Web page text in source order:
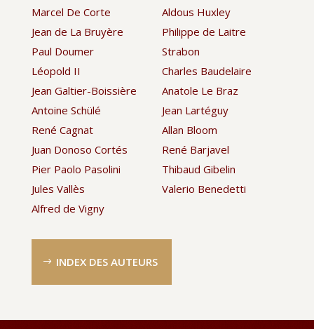
Marcel De Corte
Jean de La Bruyère
Paul Doumer
Léopold II
Jean Galtier-Boissière
Antoine Schülé
René Cagnat
Juan Donoso Cortés
Pier Paolo Pasolini
Jules Vallès
Alfred de Vigny
Aldous Huxley
Philippe de Laitre
Strabon
Charles Baudelaire
Anatole Le Braz
Jean Lartéguy
Allan Bloom
René Barjavel
Thibaud Gibelin
Valerio Benedetti
INDEX DES AUTEURS